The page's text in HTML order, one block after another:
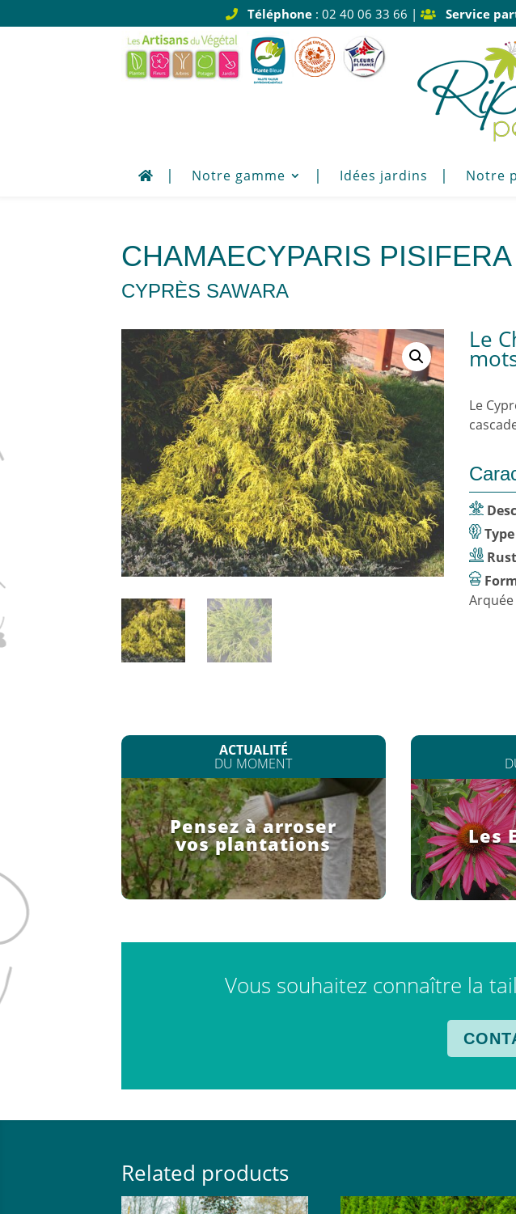
Téléphone: 02 40 06 33 66 | Service
Notre gamme Idées jardins Notre
CHAMAECYPARIS
CYPRÈS SAWARA
Le
Le
Arquée
ACTUALITÉ
DU MOMENT
Pensez à arroser
vos plantations Les
Vous souhaitez connaître la
Related products